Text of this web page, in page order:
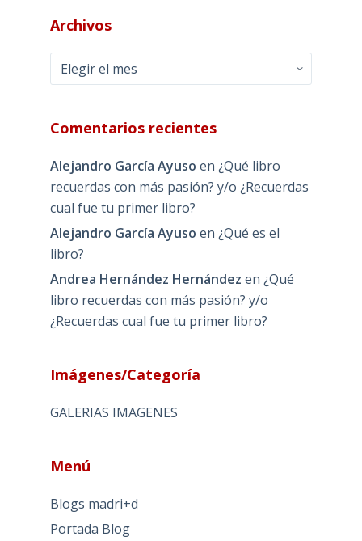
Archivos
Archivos
Comentarios recientes
Alejandro García Ayuso en ¿Qué libro
recuerdas con más pasión? y/o ¿Recuerdas
cual fue tu primer libro?
Alejandro García Ayuso en ¿Qué es el
libro?
Andrea Hernández Hernández en ¿Qué
libro recuerdas con más pasión? y/o
¿Recuerdas cual fue tu primer libro?
Imágenes/Categoría
GALERIAS IMAGENES
Menú
Blogs madri+d
Portada Blog